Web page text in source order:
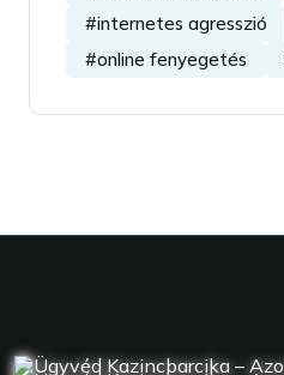
#internetes agresszió
#online fenyegetés